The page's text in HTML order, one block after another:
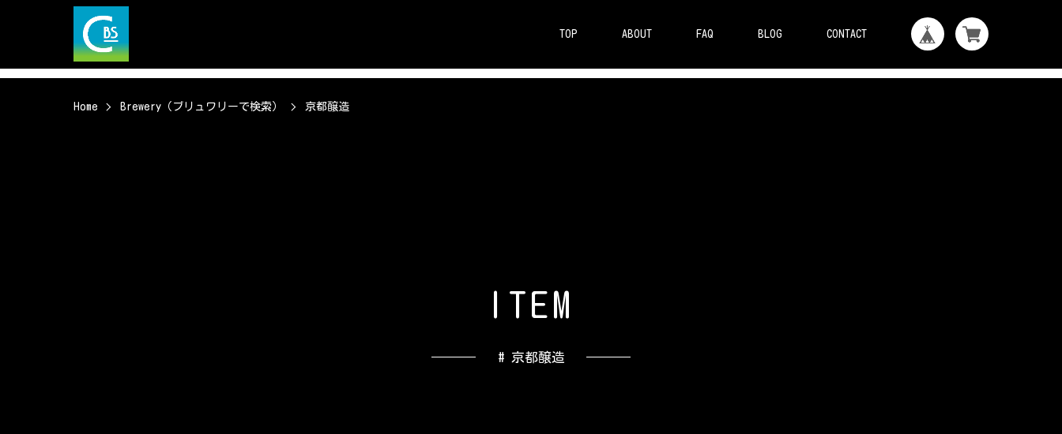
TOP ABOUT FAQ BLOG CONTACT
TE M
# 京都醸造
Home Brewery（ブリュワリーで検索） 京都醸造